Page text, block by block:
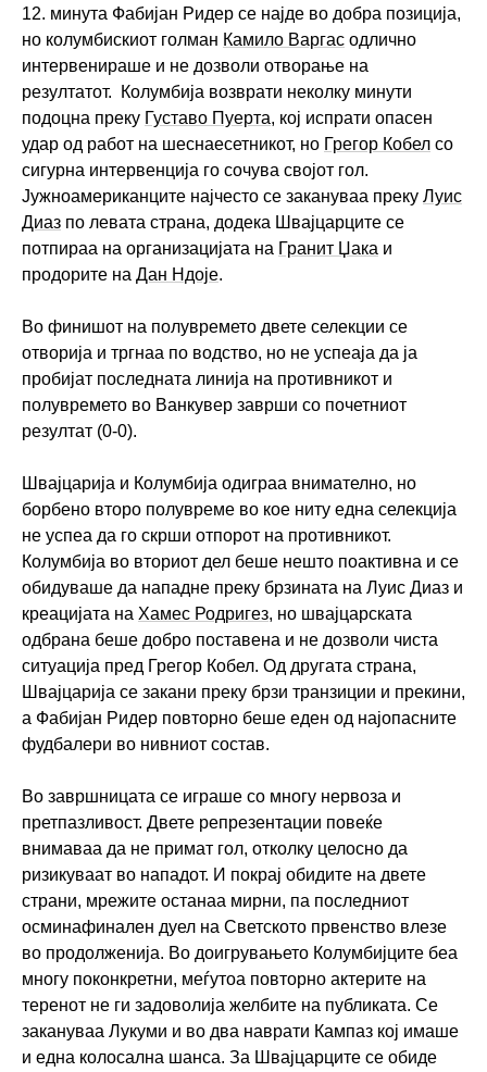
12. минута Фабијан Ридер се најде во добра позиција,
но колумбискиот голман Камило Варгас одлично
интервенираше и не дозволи отворање на
резултатот. Колумбија возврати неколку минути
подоцна преку Густаво Пуерта, кој испрати опасен
удар од работ на шеснаесетникот, но Грегор Кобел со
сигурна интервенција го сочува својот гол.
Јужноамериканците најчесто се закануваа преку Луис
Диаз по левата страна, додека Швајцарците се
потпираа на организацијата на Гранит Џака и
продорите на Дан Ндоје.
Во финишот на полувремето двете селекции се
отворија и тргнаа по водство, но не успеаја да ја
пробијат последната линија на противникот и
полувремето во Ванкувер заврши со почетниот
резултат (0-0).
Швајцарија и Колумбија одиграа внимателно, но
борбено второ полувреме во кое ниту една селекција
не успеа да го скрши отпорот на противникот.
Колумбија во вториот дел беше нешто поактивна и се
обидуваше да нападне преку брзината на Луис Диаз и
креацијата на Хамес Родригез, но швајцарската
одбрана беше добро поставена и не дозволи чиста
ситуација пред Грегор Кобел. Од другата страна,
Швајцарија се закани преку брзи транзиции и прекини,
а Фабијан Ридер повторно беше еден од најопасните
фудбалери во нивниот состав.
Во завршницата се играше со многу нервоза и
претпазливост. Двете репрезентации повеќе
внимаваа да не примат гол, отколку целосно да
ризикуваат во нападот. И покрај обидите на двете
страни, мрежите останаа мирни, па последниот
осминафинален дуел на Светското првенство влезе
во продолженија. Во доигрувањето Колумбијците беа
многу поконкретни, меѓутоа повторно актерите на
теренот не ги задоволија желбите на публиката. Се
закануваа Лукуми и во два наврати Кампаз кој имаше
и една колосална шанса. За Швајцарците се обиде